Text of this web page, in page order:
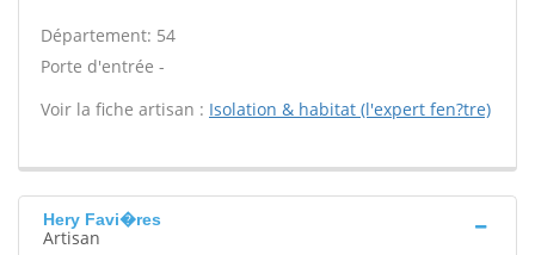
Département: 54
Porte d'entrée -
Voir la fiche artisan : Isolation & habitat (l'expert fen?tre)
Hery Favi�res
Artisan